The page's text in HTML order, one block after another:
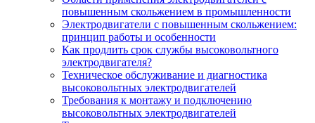
повышенным скольжением в промышленности
Электродвигатели с повышенным скольжением:
принцип работы и особенности
Как продлить срок службы высоковольтного
электродвигателя?
Техническое обслуживание и диагностика
высоковольтных электродвигателей
Требования к монтажу и подключению
высоковольтных электродвигателей